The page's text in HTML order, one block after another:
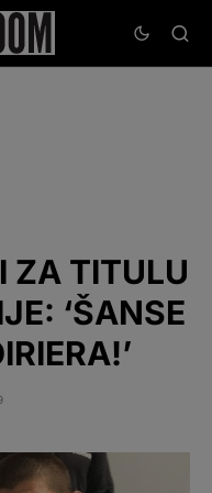
ZA TITULU
‘ŠANSE